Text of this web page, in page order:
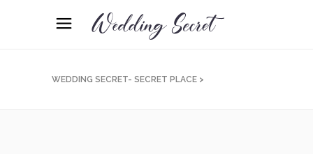
WEDDING SECRET- SECRET PLACE >